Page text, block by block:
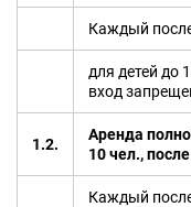
Каждый
для детей до
вход
1.2.
Аренда
10 чел.,
Каждый